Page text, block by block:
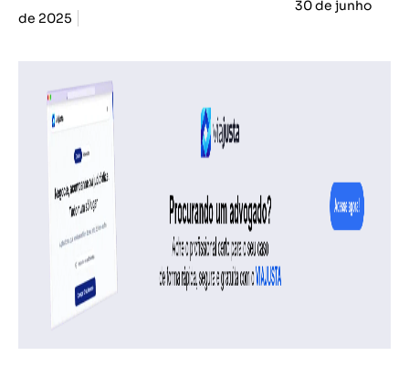
30 de junho
de 2025